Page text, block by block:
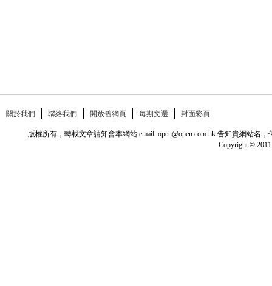
關於我們 聯絡我們 開放舊網頁 每期文選 封面彩頁
版權所有，轉載文章請知會本網站 email: open@open.com.hk 告知貴網站
Copyright © 2011